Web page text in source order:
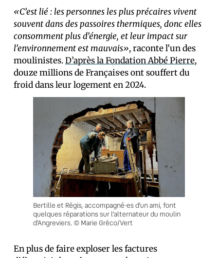
«C’est lié : les personnes les plus précaires vivent
souvent dans des passoires thermiques, donc elles
consomment plus d’énergie, et leur impact sur
l’environnement est mauvais», raconte l’un des
moulinistes.D’après la Fondation Abbé Pierre,
douze millions de Français·es ont souffert du
froid dans leur logement en 2024.
Bertille et Régis, accompagné·es d’un ami, font
quelques réparations sur l’alternateur du moulin
d’Angreviers. © Marie Gréco/Vert
En plus de faire exploser les factures